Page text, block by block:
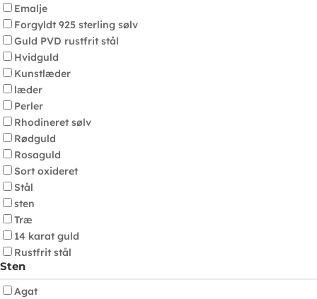
Emalje
Forgyldt 925 sterling sølv
Guld PVD rustfrit stål
Hvidguld
Kunstlæder
læder
Perler
Rhodineret sølv
Rødguld
Rosaguld
Sort oxideret
Stål
sten
Træ
14 karat guld
Rustfrit stål
Sten
Agat